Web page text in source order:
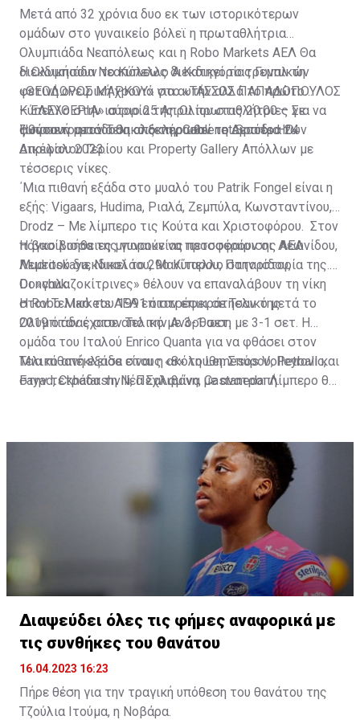
Μετά από 32 χρόνια δυο εκ των ιστορικότερων
ομάδων στο γυναικείο βόλεϊ η πρωταθλήτρια
Ολυμπιάδα Νεαπόλεως και η Robo Markets ΑΕΛ Θα
διεκδικήσουν το Κύπελλο Α Κατηγορίας Γυναικών
«ΘΕΟΔΩΡΟΣ ΜΑΡΚΟΥ» στο «ΤΑΣΣΟΣ ΠΑΠΑΔΟΠΟΥΛΟΣ
– ΕΛΕΥΘΕΡΙΑ» αύριο 25 Απριλίου στις 20:00 – Σε
ζωντανή μετάδοση από την Cablenet Sports ΗD.
Η Ολυμπιάδα Νεαπόλεως διεκδικεί το τρεμπλ τη
φετινή ονειρική χρονιά για αυτήν αλλά το πρώτο
Κύπελλο στην ιστορία της. Οι πρωταθλήτριες για να
φθάσουν στον Τελικό ξεπέρασαν το εμπόδιο των
Δικέφαλου Γερίου και Property Gallery Απόλλων με
τέσσερις νίκες.
Η προετοιμασία θα ολοκληρωθεί τη Δευτέρα 24
Απριλίου 2023.
΄Μια πιθανή εξάδα στο μυαλό του Patrik Fongel είναι η
εξής: Vigaars, Hudima, Ριαλά, Ζεμπύλα, Κωνσταντίνου,
Drodz – Mε λίμπερο τις Κούτα και Χριστοφόρου. Στον
πάγκο βοήθειες μπορούν να προσφέρουν οι: Λεωνίδου,
Mudritskaya, Νικολάου, Μανίταρου, Παταρίδου,
Donchuk.
H βασίλισσα της γυναικείας πετοσφαίρισης AΕΛ
Λεμεσού διεκδικεί το 29ο Κύπελλο στην ιστορία της.
Οι «γαλαζοκίτρινες» θέλουν να επαναλάβουν τη νίκη
στον Τελικό του 1991 όταν επικράτησαν της
Ολυμπιάδας στον Τελικό με 3-1 σετ.
Η Robo Markets ΑΕΛ επιστρέφει σε Τελικό μετά το
2019 όταν έχασε από την Ανόρθωση με 3-1 σετ. Η
ομάδα του Ιταλού Enrico Quanta για να φθάσει στον
Τελικό απέκλεισε στους «8» τη Lemesos Volleyball και
στην τετράδα τη Νέα Σαλαμίνα με ανατροπή.
Μια πιθανή εξάδα είναι η ακόλουθη: Σπύρου, Petrovic,
Fayad, Ckhatarshvili, Πεχλιβάνη, Castaneda. Λίμπερο θα
και οι αδελφές Θεοδοσίου.
Διαψεύδει όλες τις φήμες αναφορικά με
τις συνθήκες του θανάτου
16.04.2023 16:23
Πήρε θέση για την τραγική υπόθεση του θανάτου της
Τζούλια Ιτούμα, η Νοβάρα.